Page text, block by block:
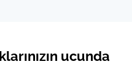
ucunda